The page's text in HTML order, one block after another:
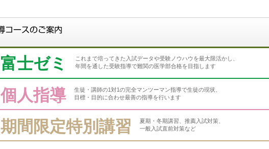
富士ゼミ
これまで培ってきた入試データや受験ノウハウを最大限活かし、
年間を通した受験指導で難関の医学部合格を目指します
個人指導
生徒・講師の1対1の完全マンツーマン指導で生徒の現状、
目標・目的に合わせ最善の指導を行います
期間限定特別講習
夏期・冬期講習、推薦入試対策、
一般入試直前対策など